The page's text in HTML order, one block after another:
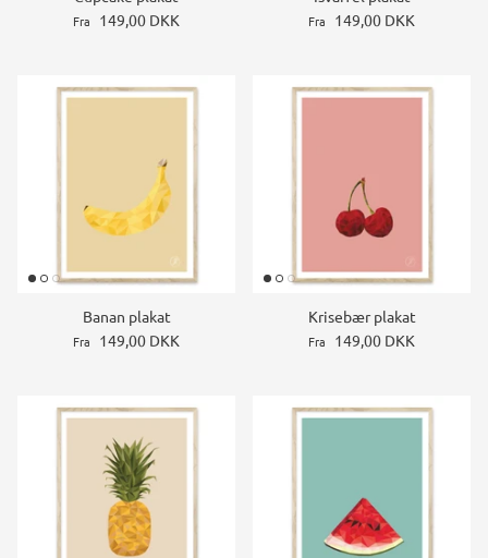
Fra 149,00 DKK Fra 149,00 DKK
Banan plakat
Fra 149,00 DKK
Krisebær plakat
Fra 149,00 DKK